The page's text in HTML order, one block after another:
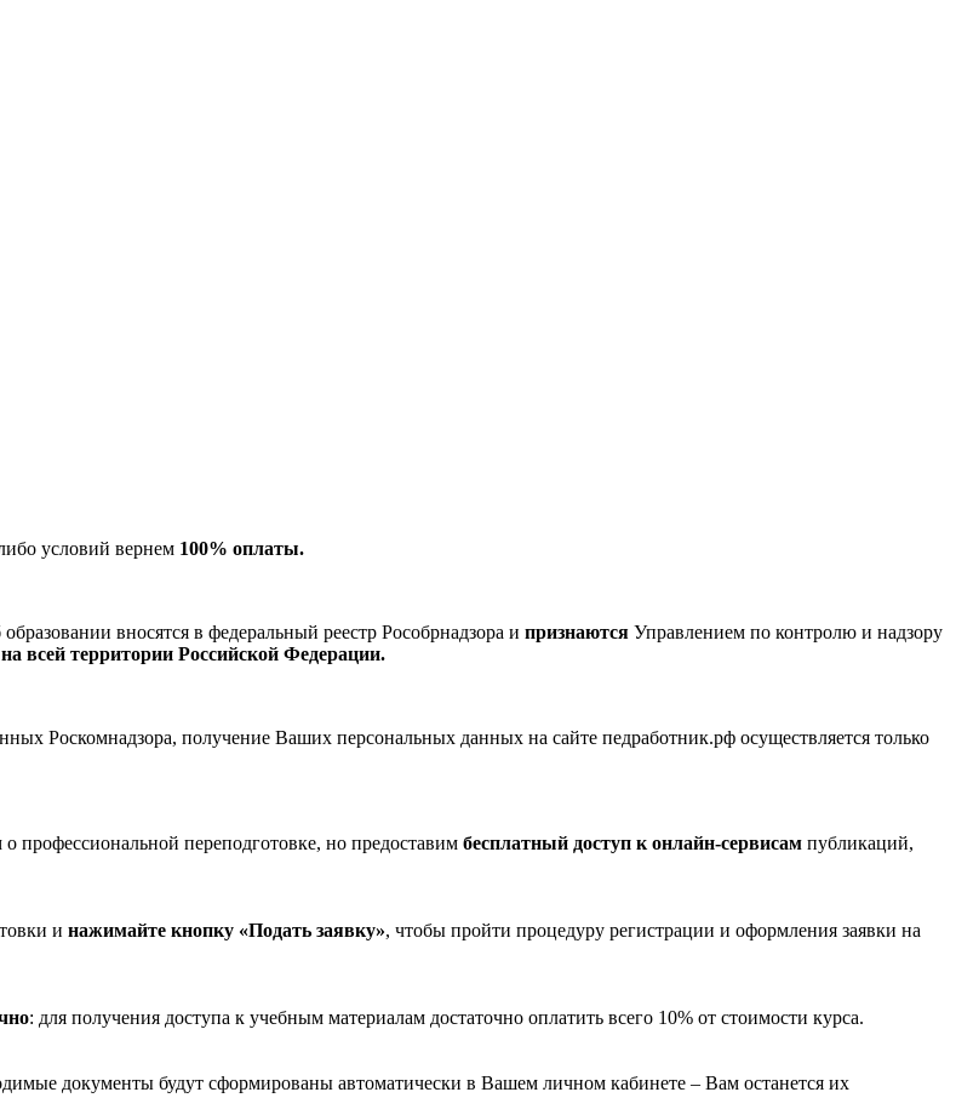
условий вернем 100% оплаты.
вносятся в федеральный реестр Рособрнадзора и признаются Управлением по контролю и надзору
на всей территории Российской Федерации.
Роскомнадзора, получение Ваших персональных данных на сайте педработник.рф осуществляется только
профессиональной переподготовке, но предоставим бесплатный доступ к онлайн-сервисам публикаций,
и нажимайте кнопку «Подать заявку», чтобы пройти процедуру регистрации и оформления заявки на
: для получения доступа к учебным материалам достаточно оплатить всего 10% от стоимости курса.
документы будут сформированы автоматически в Вашем личном кабинете – Вам останется их